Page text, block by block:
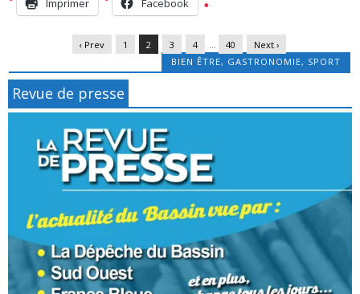
Imprimer Facebook
BIEN ÊTRE, GASTRONOMIE, SPORT
‹ Prev 1 2 3 4 … 40 Next ›
Revue de presse